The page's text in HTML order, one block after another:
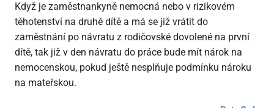
Když je zaměstnankyně nemocná nebo v rizikovém
těhotenství na druhé dítě a má se již vrátit do
zaměstnání po návratu z rodičovské dovolené na první
dítě, tak již v den návratu do práce bude mít nárok na
nemocenskou, pokud ještě nesplňuje podmínku nároku
na mateřskou.